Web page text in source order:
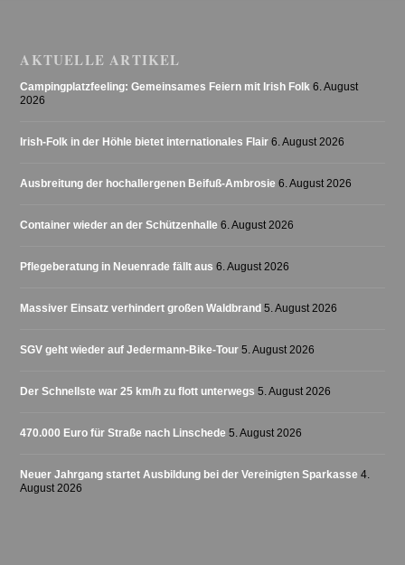
AKTUELLE ARTIKEL
Campingplatzfeeling: Gemeinsames Feiern mit Irish Folk 6. August
2026
Irish-Folk in der Höhle bietet internationales Flair 6. August 2026
Ausbreitung der hochallergenen Beifuß-Ambrosie 6. August 2026
Container wieder an der Schützenhalle 6. August 2026
Pflegeberatung in Neuenrade fällt aus 6. August 2026
Massiver Einsatz verhindert großen Waldbrand 5. August 2026
SGV geht wieder auf Jedermann-Bike-Tour 5. August 2026
Der Schnellste war 25 km/h zu flott unterwegs 5. August 2026
470.000 Euro für Straße nach Linschede 5. August 2026
Neuer Jahrgang startet Ausbildung bei der Vereinigten Sparkasse 4.
August 2026